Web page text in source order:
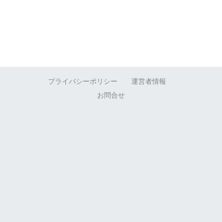
プライバシーポリシー
運営者情報
お問合せ